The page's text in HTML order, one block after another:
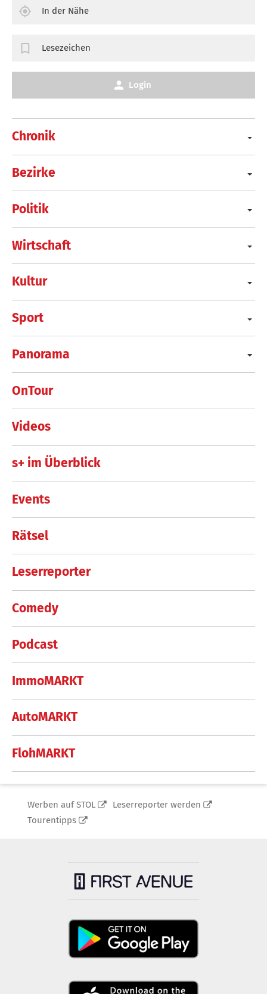
Chronik
Bezirke
Politik
Wirtschaft
Kultur
Sport
Panorama
OnTour
Videos
s+ im Überblick
Events
Rätsel
Leserreporter
Comedy
Podcast
ImmoMARKT
AutoMARKT
FlohMARKT
In der Nähe
Lesezeichen
Login
Werben auf STOL
Leserreporter werden
Tourentipps